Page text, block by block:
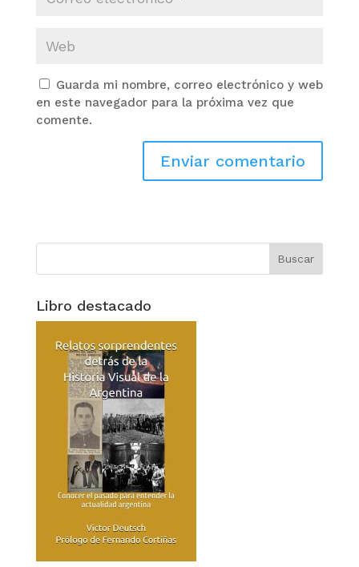
Guarda mi nombre, correo electrónico y web
en este navegador para la próxima vez que
comente.
Libro destacado